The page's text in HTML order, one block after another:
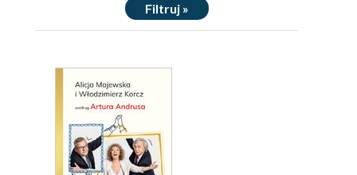
Filtruj »